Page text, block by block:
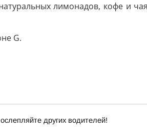
лимонадов, кофе и
G.
других водителей!